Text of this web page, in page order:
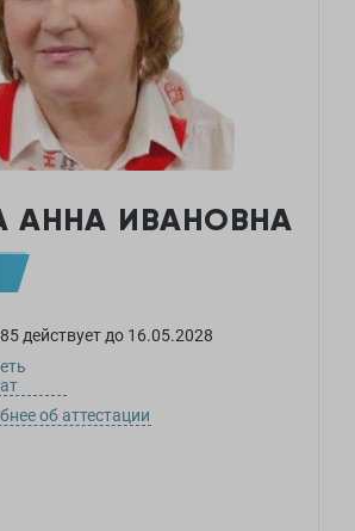
АННА ИВАНОВНА
действует до 16.05.2028
об аттестации